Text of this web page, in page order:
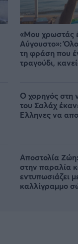
«Μου χρωστάς
Αύγουστο»:
τη φράση που
τραγούδι,
Ο χορηγός στη
του Σαλάχ
Έλληνες να
Αποστολία
στην παραλία
εντυπωσιάζει
καλλίγραμμο